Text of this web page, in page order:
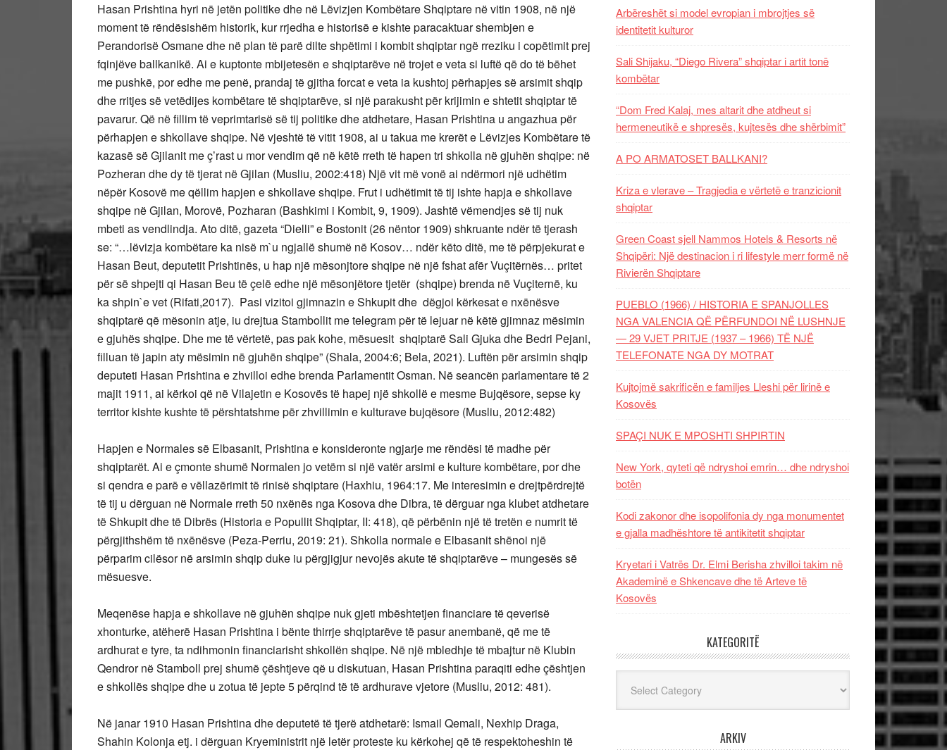
Hasan Prishtina hyri në jetën politike dhe në Lëvizjen Kombëtare Shqiptare në vitin 1908, në një
moment të rëndësishëm historik, kur rrjedha e historisë e kishte paracaktuar shembjen e
Perandorisë Osmane dhe në plan të parë dilte shpëtimi i kombit shqiptar ngë rreziku i copëtimit prej
fqinjëve ballkanikë. Ai e kuptonte mbijetesën e shqiptarëve në trojet e veta si luftë që do të bëhet
me pushkë, por edhe me penë, prandaj të gjitha forcat e veta ia kushtoj përhapjes së arsimit shqip
dhe rritjes së vetëdijes kombëtare të shqiptarëve, si një parakusht për krijimin e shtetit shqiptar të
pavarur. Që në fillim të veprimtarisë së tij politike dhe atdhetare, Hasan Prishtina u angazhua për
përhapjen e shkollave shqipe. Në vjeshtë të vitit 1908, ai u takua me krerët e Lëvizjes Kombëtare të
kazasë së Gjilanit me ç’rast u mor vendim që në këtë rreth të hapen tri shkolla në gjuhën shqipe: në
Pozheran dhe dy të tjerat në Gjilan (Musliu, 2002:418) Një vit më vonë ai ndërmori një udhëtim
nëpër Kosovë me qëllim hapjen e shkollave shqipe. Frut i udhëtimit të tij ishte hapja e shkollave
shqipe në Gjilan, Morovë, Pozharan (Bashkimi i Kombit, 9, 1909). Jashtë vëmendjes së tij nuk
mbeti as vendlindja. Ato ditë, gazeta “Dielli” e Bostonit (26 nëntor 1909) shkruante ndër të tjerash
se: “…lëvizja kombëtare ka nisë m`u ngjallë shumë në Kosov… ndër këto ditë, me të përpjekurat e
Hasan Beut, deputetit Prishtinës, u hap një mësonjtore shqipe në një fshat afër Vuçitërnës… pritet
për së shpejti qi Hasan Beu të çelë edhe një mësonjëtore tjetër (shqipe) brenda në Vuçiternë, ku
ka shpin`e vet (Rifati,2017). Pasi vizitoi gjimnazin e Shkupit dhe dëgjoi kërkesat e nxënësve
shqiptarë që mësonin atje, iu drejtua Stambollit me telegram për të lejuar në këtë gjimnaz mësimin
e gjuhës shqipe. Dhe me të vërtetë, pas pak kohe, mësuesit shqiptarë Sali Gjuka dhe Bedri Pejani,
filluan të japin aty mësimin në gjuhën shqipe” (Shala, 2004:6; Bela, 2021). Luftën për arsimin shqip
deputeti Hasan Prishtina e zhvilloi edhe brenda Parlamentit Osman. Në seancën parlamentare të 2
majit 1911, ai kërkoi që në Vilajetin e Kosovës të hapej një shkollë e mesme Bujqësore, sepse ky
territor kishte kushte të përshtatshme për zhvillimin e kulturave bujqësore (Musliu, 2012:482)
Hapjen e Normales së Elbasanit, Prishtina e konsideronte ngjarje me rëndësi të madhe për
shqiptarët. Ai e çmonte shumë Normalen jo vetëm si një vatër arsimi e kulture kombëtare, por dhe
si qendra e parë e vëllazërimit të rinisë shqiptare (Haxhiu, 1964:17. Me interesimin e drejtpërdrejtë
të tij u dërguan në Normale rreth 50 nxënës nga Kosova dhe Dibra, të dërguar nga klubet atdhetare
të Shkupit dhe të Dibrës (Historia e Popullit Shqiptar, II: 418), që përbënin një të tretën e numrit të
përgjithshëm të nxënësve (Peza-Perriu, 2019: 21). Shkolla normale e Elbasanit shënoi një
përparim cilësor në arsimin shqip duke iu përgjigjur nevojës akute të shqiptarëve – mungesës së
mësuesve.
Meqenëse hapja e shkollave në gjuhën shqipe nuk gjeti mbështetjen financiare të qeverisë
xhonturke, atëherë Hasan Prishtina i bënte thirrje shqiptarëve të pasur anembanë, që me të
ardhurat e tyre, ta ndihmonin financiarisht shkollën shqipe. Në një mbledhje të mbajtur në Klubin
Qendror në Stamboll prej shumë çështjeve që u diskutuan, Hasan Prishtina paraqiti edhe çështjen
e shkollës shqipe dhe u zotua të jepte 5 përqind të të ardhurave vjetore (Musliu, 2012: 481).
Në janar 1910 Hasan Prishtina dhe deputetë të tjerë atdhetarë: Ismail Qemali, Nexhip Draga,
Shahin Kolonja etj. i dërguan Kryeministrit një letër proteste ku kërkohej që të respektoheshin të
Arbëreshët si model evropian i mbrojtjes së
identitetit kulturor
Sali Shijaku, “Diego Rivera” shqiptar i artit tonë
kombëtar
“Dom Fred Kalaj, mes altarit dhe atdheut si
hermeneutikë e shpresës, kujtesës dhe shërbimit”
A PO ARMATOSET BALLKANI?
Kriza e vlerave – Tragjedia e vërtetë e tranzicionit
shqiptar
Green Coast sjell Nammos Hotels & Resorts në
Shqipëri: Një destinacion i ri lifestyle merr formë në
Rivierën Shqiptare
PUEBLO (1966) / HISTORIA E SPANJOLLES
NGA VALENCIA QË PËRFUNDOI NË LUSHNJE
— 29 VJET PRITJE (1937 – 1966) TË NJË
TELEFONATE NGA DY MOTRAT
Kujtojmë sakrificën e familjes Lleshi për lirinë e
Kosovës
SPAÇI NUK E MPOSHTI SHPIRTIN
New York, qyteti që ndryshoi emrin… dhe ndryshoi
botën
Kodi zakonor dhe isopolifonia dy nga monumentet
e gjalla madhështore të antikitetit shqiptar
Kryetari i Vatrës Dr. Elmi Berisha zhvilloi takim në
Akademinë e Shkencave dhe të Arteve të
Kosovës
KATEGORITË
ARKIV